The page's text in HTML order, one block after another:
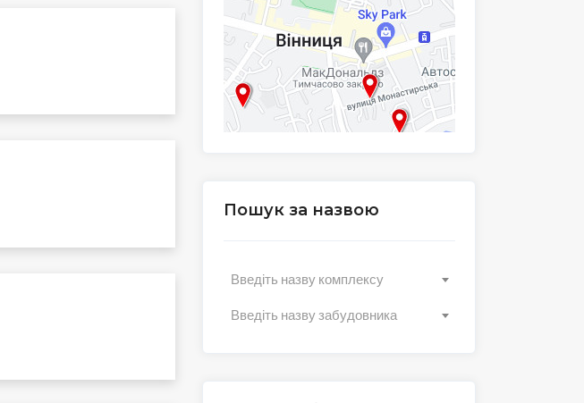
Пошук за назвою
Введіть назву комплексу
Введіть назву забудовника